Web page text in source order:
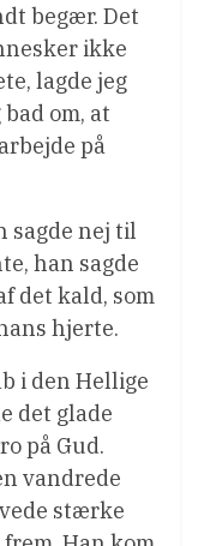
begær. Det
ikke
lagde jeg
om, at
på
sagde nej til
han sagde
det kald, som
hjerte.
i den Hellige
det glade
på Gud.
vandrede
stærke